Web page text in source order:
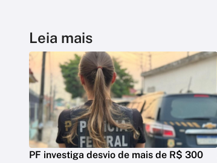
Leia mais
PF investiga desvio de mais de R$ 300